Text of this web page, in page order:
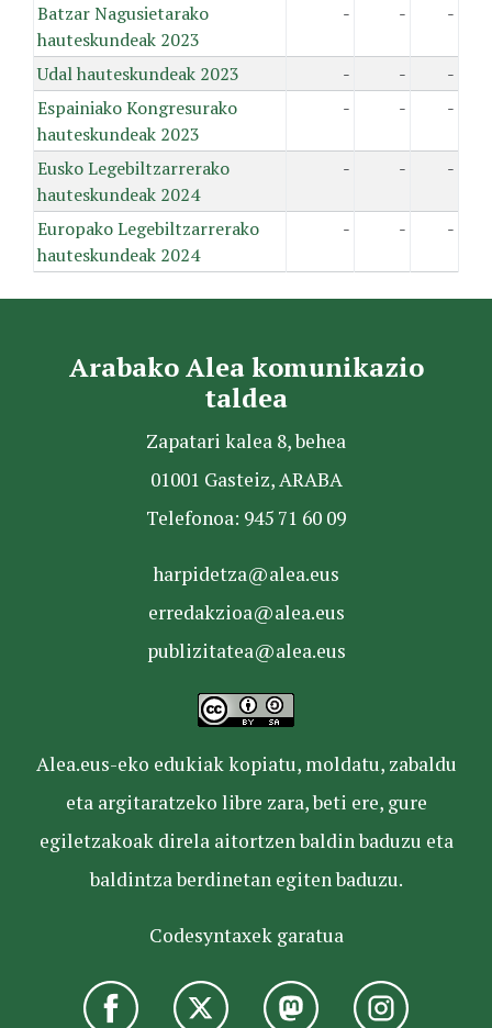
Batzar Nagusietarako
hauteskundeak 2023
- - -
Udal hauteskundeak 2023 - -
-
Espainiako Kongresurako
hauteskundeak 2023
- - -
Eusko Legebiltzarrerako
hauteskundeak 2024
- - -
Europako Legebiltzarrerako
hauteskundeak 2024
- - -
Arabako Alea komunikazio
taldea
Zapatari kalea 8, behea
01001 Gasteiz, ARABA
Telefonoa: 945 71 60 09
harpidetza@alea.eus
erredakzioa@alea.eus
publizitatea@alea.eus
Alea.eus-eko edukiak kopiatu, moldatu, zabaldu
eta argitaratzeko libre zara, beti ere, gure
egiletzakoak direla aitortzen baldin baduzu eta
baldintza berdinetan egiten baduzu.
Codesyntaxek garatua